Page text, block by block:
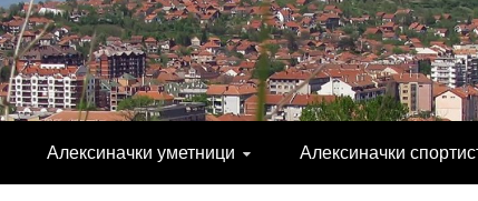
СПОРТ, ПОСЛОВНИ ИМЕНИК,
Алексиначки уметници Алексиначки